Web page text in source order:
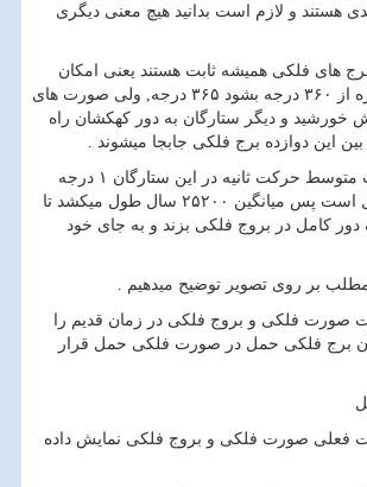
هستند و لازم است بدانید هیچ معنی دیگری
برج های فلکی همیشه ثابت هستند یعنی امکان
ندارد مثلا محیط دایره از ۳۶۰ درجه بشود ۳۶۵ درجه, ولی صورت های
خورشید و دیگر ستارگان به دور کهکشان راه
این دوازده برج فلکی جابجا میشوند .
از انجایی که سرعت متوسط حرکت ثانیه در این ستارگان ۱ درجه
فلکی در هر ۷۰ سال است پس میانگین ۲۵۲۰۰ سال طول میکشد تا
کامل در بروج فلکی بزند و به جای خود
بر روی تصویر توضیح میدهیم .
صورت فلکی و بروج فلکی در زمان قدیم را
برج فلکی حمل در صورت فلکی حمل قرار
فعلی صورت فلکی و بروج فلکی نمایش داده